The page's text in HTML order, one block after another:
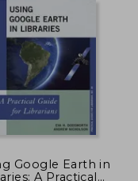
50%
dcto.
Google Earth in
A Practical